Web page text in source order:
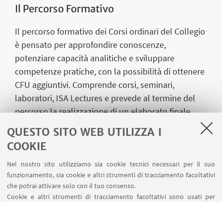
QUESTO SITO WEB UTILIZZA I
COOKIE
Nel nostro sito utilizziamo sia cookie tecnici necessari per il suo
funzionamento, sia cookie e altri strumenti di tracciamento facoltativi
che potrai attivare solo con il tuo consenso.
Cookie e altri strumenti di tracciamento facoltativi sono usati per
Il Percorso Formativo
Il percorso formativo dei Corsi ordinari del Collegio
è pensato per approfondire conoscenze,
potenziare capacità analitiche e sviluppare
competenze pratiche, con la possibilità di ottenere
CFU aggiuntivi. Comprende corsi, seminari,
laboratori, ISA Lectures e prevede al termine del
percorso la realizzazione di un elaborato finale.
Approfondisci
IN EVIDENZA